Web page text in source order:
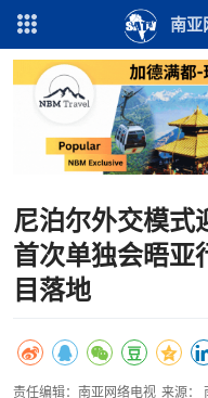
南亚
尼泊尔外交模式
首次单独会晤亚
目落地
责任编辑：南亚网络电视 来源：